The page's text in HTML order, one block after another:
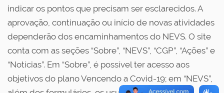
indicar os pontos que precisam ser esclarecidos. A
aprovação, continuação ou início de novas atividades
dependerão dos encaminhamentos do NEVS. O site
conta com as seções “Sobre”, “NEVS”, “CGP”, “Ações” e
“Notícias”. Em “Sobre”, é possível ter acesso aos
objetivos do plano Vencendo a Covid-19; em “NEVS”,